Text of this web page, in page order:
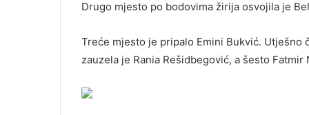
Drugo mjesto po bodovima žirija osvojila je
Treće mjesto je pripalo Emini Bukvić.
zauzela je Rania Rešidbegović, a šesto Fatmir